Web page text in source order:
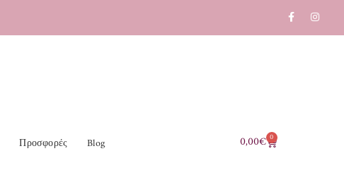
Προσφορές Blog 0,00€ 0